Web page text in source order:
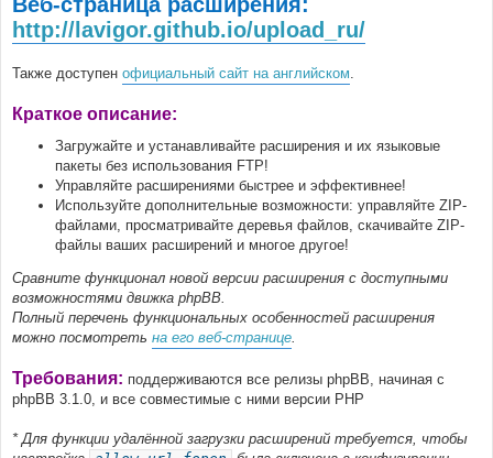
http://lavigor.github.io/upload_ru/
Также доступен официальный сайт на английском.
Краткое описание:
Загружайте и устанавливайте расширения и их языковые
пакеты без использования FTP!
Управляйте расширениями быстрее и эффективнее!
Используйте дополнительные возможности: управляйте ZIP-
файлами, просматривайте деревья файлов, скачивайте ZIP-
файлы ваших расширений и многое другое!
Сравните функционал новой версии расширения с доступными
возможностями движка phpBB.
Полный перечень функциональных особенностей расширения
можно посмотреть на его веб-странице.
Требования: поддерживаются все релизы phpBB, начиная с
phpBB 3.1.0, и все совместимые с ними версии PHP
* Для функции удалённой загрузки расширений требуется, чтобы